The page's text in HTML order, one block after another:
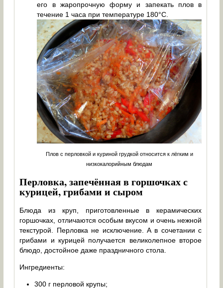
его в жаропрочную форму и запекать плов в
течение 1 часа при температуре 180°С.
Плов с перловкой и куриной грудкой относится к лёгким и
низкокалорийным блюдам
Перловка, запечённая в горшочках с
курицей, грибами и сыром
Блюда из круп, приготовленные в керамических
горшочках, отличаются особым вкусом и очень нежной
текстурой. Перловка не исключение. А в сочетании с
грибами и курицей получается великолепное второе
блюдо, достойное даже праздничного стола.
Ингредиенты:
300 г перловой крупы;